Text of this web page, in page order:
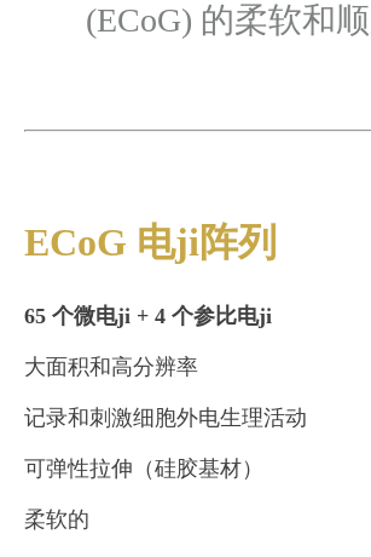
(ECoG) 的柔软和
ECoG 电ji阵列
65 个微电ji + 4 个参比电ji
大面积和高分辨率
记录和刺激细胞外电生理活动
可弹性拉伸（硅胶基材）
柔软的